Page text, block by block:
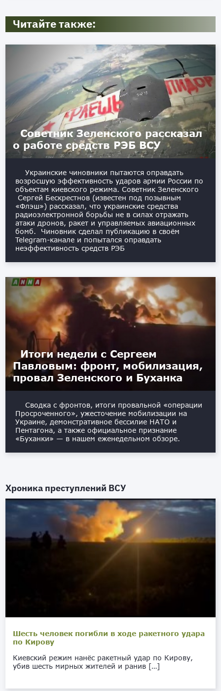
Читайте также:
Советник Зеленского рассказал
о работе средств РЭБ ВСУ
Украинские чиновники пытаются оправдать
возросшую эффективность ударов армии России по
объектам киевского режима. Советник Зеленского
Сергей Бескрестнов (известен под позывным
«Флэш») рассказал, что украинские средства
радиоэлектронной борьбы не в силах отражать
атаки дронов, ракет и управляемых авиационных
бомб. Чиновник сделал публикацию в своём
Telegram-канале и попытался оправдать
неэффективность средств РЭБ
Итоги недели с Сергеем
Павловым: фронт, мобилизация,
провал Зеленского и Буханка
Сводка с фронтов, итоги провальной «операции
Просроченного», ужесточение мобилизации на
Украине, демонстративное бессилие НАТО и
Пентагона, а также официальное признание
«Буханки» — в нашем еженедельном обзоре.
Хроника преступлений ВСУ
Шесть человек погибли в ходе ракетного удара
по Кирову
Киевский режим нанёс ракетный удар по Кирову,
убив шесть мирных жителей и ранив […]